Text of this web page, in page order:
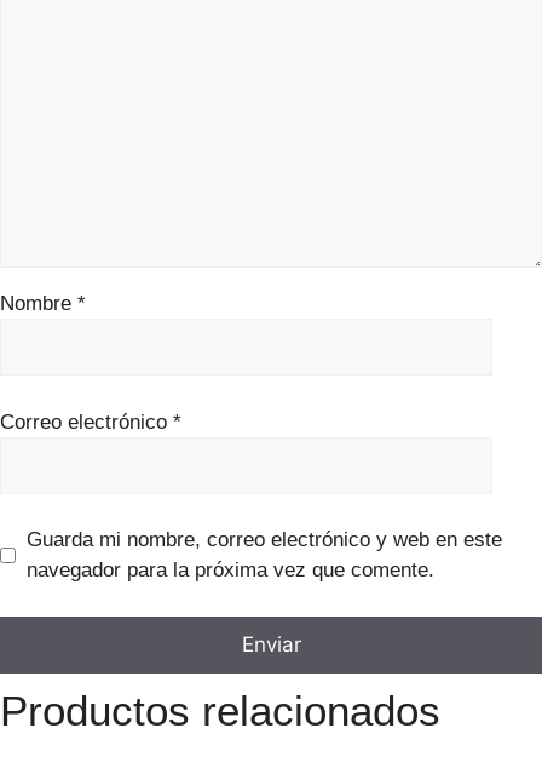
Nombre *
Correo electrónico *
Guarda mi nombre, correo electrónico y web en este
navegador para la próxima vez que comente.
Productos relacionados